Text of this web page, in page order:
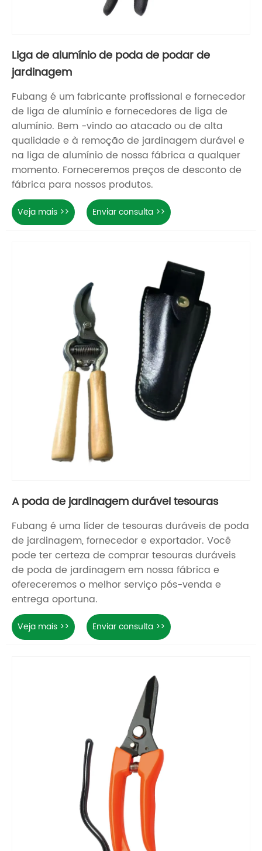
Liga de alumínio de poda de podar de
jardinagem
Fubang é um fabricante profissional e fornecedor
de liga de alumínio e fornecedores de liga de
alumínio. Bem -vindo ao atacado ou de alta
qualidade e à remoção de jardinagem durável e
na liga de alumínio de nossa fábrica a qualquer
momento. Forneceremos preços de desconto de
fábrica para nossos produtos.
Veja mais >> Enviar consulta >>
A poda de jardinagem durável tesouras
Fubang é uma líder de tesouras duráveis ​​de poda
de jardinagem, fornecedor e exportador. Você
pode ter certeza de comprar tesouras duráveis ​​
de poda de jardinagem em nossa fábrica e
ofereceremos o melhor serviço pós-venda e
entrega oportuna.
Veja mais >> Enviar consulta >>